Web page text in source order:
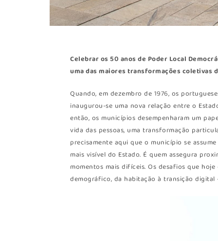
Celebrar os 50 anos de Poder Local
uma das maiores transformações coletivas
Quando, em dezembro de 1976, os
inaugurou-se uma nova relação entre o
então, os municípios desempenharam um
vida das pessoas, uma transformação
precisamente aqui que o município se
mais visível do Estado. É quem assegura
momentos mais difíceis. Os desafios que
demográfico, da habitação à transição digital